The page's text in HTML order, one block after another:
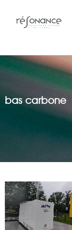
bas carbone